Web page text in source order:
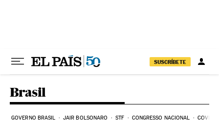
SUSCRÍBETE
Brasil
GOVERNO BRASIL JAIR BOLSONARO STF CONGRESSO NACIONAL COVID-